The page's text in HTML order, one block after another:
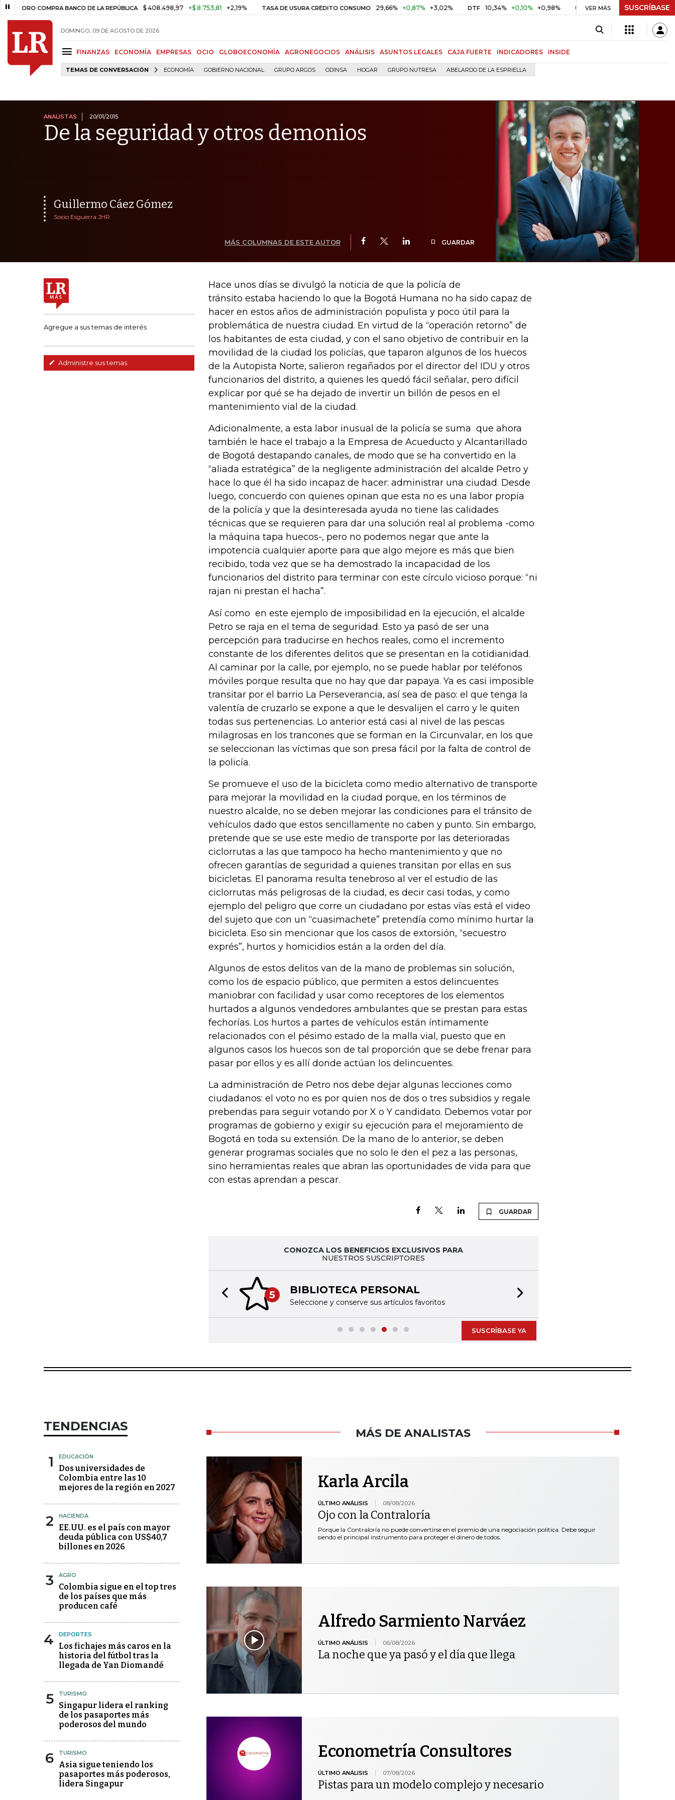
COMPRA BANCO DE LA REPÚBLICA $ 408.498,97 +$ 8.753,81 +2,19% TASA DE USURA CRÉDITO CONSUMO 29,66% +0,87% +3,02% DTF 10,34% +0,10% +0,98% UVR $ 417,01 +$ 0,05 +0,01%
VER MÁS SUSCRÍBASE
DOMINGO, 09 DE AGOSTO DE 2026
FINANZAS ECONOMÍA EMPRESAS OCIO GLOBOECONOMÍA AGRONEGOCIOS ANÁLISIS ASUNTOS LEGALES CAJA FUERTE INDICADORES INSIDE
TEMAS DE CONVERSACIÓN ECONOMÍA GOBIERNO NACIONAL GRUPO ARGOS ODINSA HOGAR GRUPO NUTRESA ABELARDO DE LA ESPRIELLA
ANALISTAS 20/01/2015
De la seguridad y otros demonios
Guillermo Cáez Gómez
Socio Esguerra JHR
MÁS COLUMNAS DE ESTE AUTOR GUARDAR
Agregue a sus temas de interés
Administre sus temas
Hace unos días se divulgó la noticia de que la policía de
tránsito estaba haciendo lo que la Bogotá Humana no ha sido capaz de
hacer en estos años de administración populista y poco útil para la
problemática de nuestra ciudad. En virtud de la “operación retorno” de
los habitantes de esta ciudad, y con el sano objetivo de contribuir en la
movilidad de la ciudad los policías, que taparon algunos de los huecos
de la Autopista Norte, salieron regañados por el director del IDU y otros
funcionarios del distrito, a quienes les quedó fácil señalar, pero difícil
explicar por qué se ha dejado de invertir un billón de pesos en el
mantenimiento vial de la ciudad.
Adicionalmente, a esta labor inusual de la policía se suma que ahora
también le hace el trabajo a la Empresa de Acueducto y Alcantarillado
de Bogotá destapando canales, de modo que se ha convertido en la
“aliada estratégica” de la negligente administración del alcalde Petro y
hace lo que él ha sido incapaz de hacer: administrar una ciudad. Desde
luego, concuerdo con quienes opinan que esta no es una labor propia
de la policía y que la desinteresada ayuda no tiene las calidades
técnicas que se requieren para dar una solución real al problema -como
la máquina tapa huecos-, pero no podemos negar que ante la
impotencia cualquier aporte para que algo mejore es más que bien
recibido, toda vez que se ha demostrado la incapacidad de los
funcionarios del distrito para terminar con este círculo vicioso porque: “ni
rajan ni prestan el hacha”.
Así como en este ejemplo de imposibilidad en la ejecución, el alcalde
Petro se raja en el tema de seguridad. Esto ya pasó de ser una
percepción para traducirse en hechos reales, como el incremento
constante de los diferentes delitos que se presentan en la cotidianidad.
Al caminar por la calle, por ejemplo, no se puede hablar por teléfonos
móviles porque resulta que no hay que dar papaya. Ya es casi imposible
transitar por el barrio La Perseverancia, así sea de paso: el que tenga la
valentía de cruzarlo se expone a que le desvalijen el carro y le quiten
todas sus pertenencias. Lo anterior está casi al nivel de las pescas
milagrosas en los trancones que se forman en la Circunvalar, en los que
se seleccionan las víctimas que son presa fácil por la falta de control de
la policía.
Se promueve el uso de la bicicleta como medio alternativo de transporte
para mejorar la movilidad en la ciudad porque, en los términos de
nuestro alcalde, no se deben mejorar las condiciones para el tránsito de
vehículos dado que estos sencillamente no caben y punto. Sin embargo,
pretende que se use este medio de transporte por las deterioradas
ciclorrutas a las que tampoco ha hecho mantenimiento y que no
ofrecen garantías de seguridad a quienes transitan por ellas en sus
bicicletas. El panorama resulta tenebroso al ver el estudio de las
ciclorrutas más peligrosas de la ciudad, es decir casi todas, y como
ejemplo del peligro que corre un ciudadano por estas vías está el video
del sujeto que con un “cuasimachete” pretendía como mínimo hurtar la
bicicleta. Eso sin mencionar que los casos de extorsión, “secuestro
exprés”, hurtos y homicidios están a la orden del día.
Algunos de estos delitos van de la mano de problemas sin solución,
como los de espacio público, que permiten a estos delincuentes
maniobrar con facilidad y usar como receptores de los elementos
hurtados a algunos vendedores ambulantes que se prestan para estas
fechorías. Los hurtos a partes de vehículos están íntimamente
relacionados con el pésimo estado de la malla vial, puesto que en
algunos casos los huecos son de tal proporción que se debe frenar para
pasar por ellos y es allí donde actúan los delincuentes.
La administración de Petro nos debe dejar algunas lecciones como
ciudadanos: el voto no es por quien nos de dos o tres subsidios y regale
prebendas para seguir votando por X o Y candidato. Debemos votar por
programas de gobierno y exigir su ejecución para el mejoramiento de
Bogotá en toda su extensión. De la mano de lo anterior, se deben
generar programas sociales que no solo le den el pez a las personas,
sino herramientas reales que abran las oportunidades de vida para que
con estas aprendan a pescar.
GUARDAR
CONOZCA LOS BENEFICIOS EXCLUSIVOS PARA
NUESTROS SUSCRIPTORES
5 BIBLIOTECA PERSONAL
Seleccione y conserve sus artículos favoritos
Previous slide
SUSCRÍBASE YA
TENDENCIAS
1 EDUCACIÓN
Dos universidades de
Colombia entre las 10
mejores de la región en 2027
2 HACIENDA
EE.UU. es el país con mayor
deuda pública con US$40,7
billones en 2026
3 AGRO
Colombia sigue en el top tres
de los países que más
producen café
4 DEPORTES
Los fichajes más caros en la
historia del fútbol tras la
llegada de Yan Diomandé
5 TURISMO
Singapur lidera el ranking
de los pasaportes más
poderosos del mundo
6 TURISMO
Asia sigue teniendo los
pasaportes más poderosos,
lidera Singapur
MÁS DE ANALISTAS
Karla Arcila
ÚLTIMO ANÁLISIS 08/08/2026
Ojo con la Contraloría
Porque la Contraloría no puede convertirse en el premio de una negociación política. Debe seguir
siendo el principal instrumento para proteger el dinero de todos.
Alfredo Sarmiento Narváez
ÚLTIMO ANÁLISIS 06/08/2026
La noche que ya pasó y el día que llega
Econometría Consultores
ÚLTIMO ANÁLISIS 07/08/2026
Pistas para un modelo complejo y necesario